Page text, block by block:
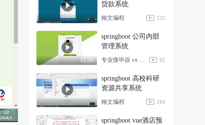
贷款系统
翰文编程 232
11:59
springboot 公司内部
管理系统
92
springboot 高校科研
资源共享系统
翰文编程 184
springboot vue酒店预